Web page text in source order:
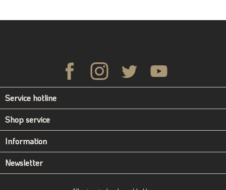
Service hotline
Shop service
Information
Newsletter